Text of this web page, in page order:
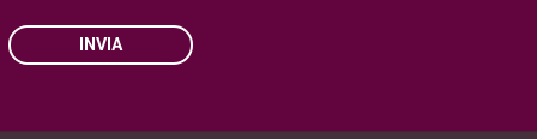
INVIA